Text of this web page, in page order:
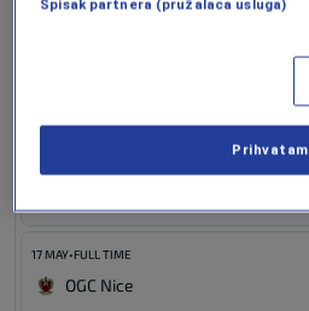
FC Lorient
17 MAY•FULL TIME
OGC Nice
Spisak partnera (pružalaca usluga)
Prihvatam